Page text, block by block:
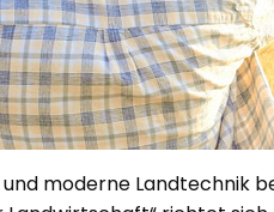
und moderne Landtechnik